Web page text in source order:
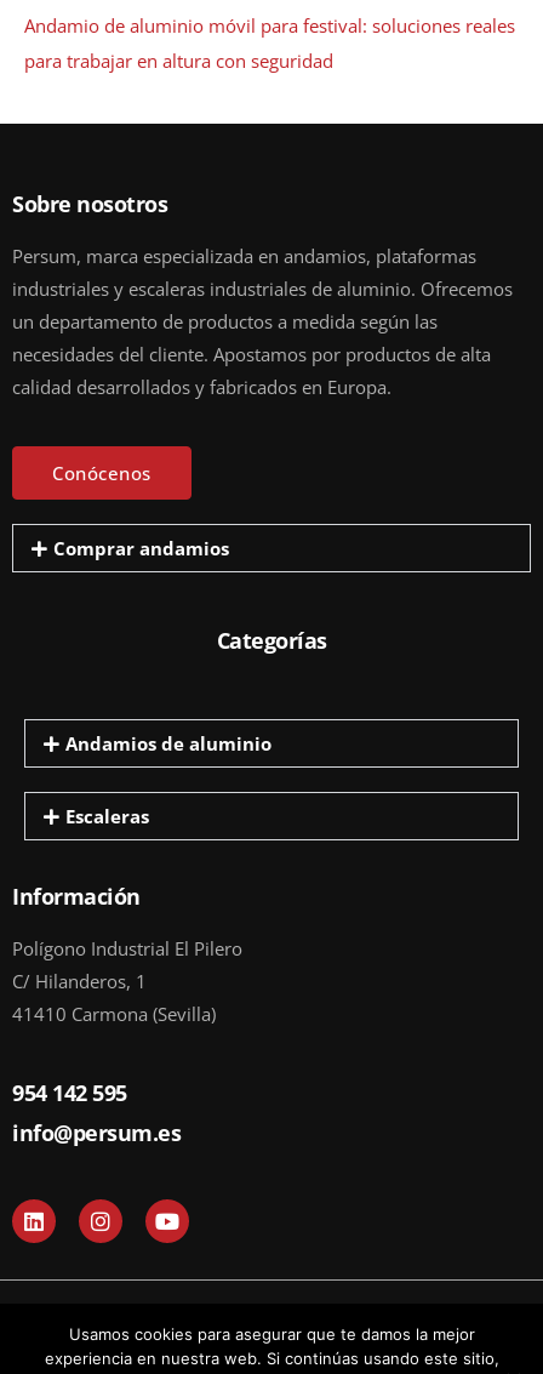
Andamio de aluminio móvil para festival: soluciones reales
para trabajar en altura con seguridad
Sobre nosotros
Persum, marca especializada en andamios, plataformas
industriales y escaleras industriales de aluminio. Ofrecemos
un departamento de productos a medida según las
necesidades del cliente. Apostamos por productos de alta
calidad desarrollados y fabricados en Europa.
Conócenos
Comprar andamios
Categorías
Andamios de aluminio
Escaleras
Información
Polígono Industrial El Pilero
C/ Hilanderos, 1
41410 Carmona (Sevilla)
954 142 595
info@persum.es
L
i
n
k
n
I
n
s
t
r
a
Y
o
u
t
e
© Todos los derechos reservados 2024 I PERSUM
Usamos cookies para asegurar que te damos la mejor
experiencia en nuestra web. Si continúas usando este sitio,